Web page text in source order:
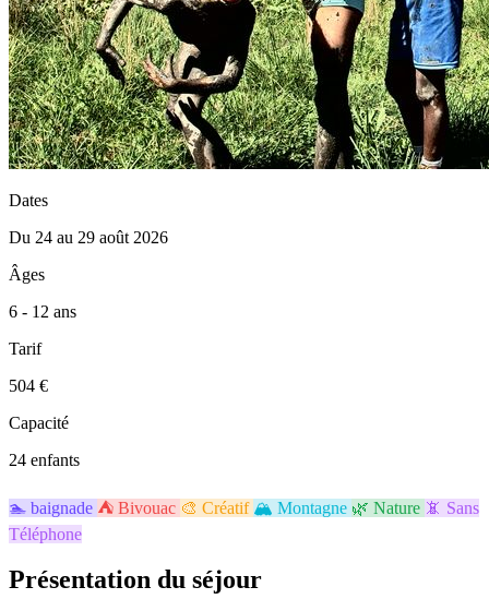
Dates
Du 24 au 29 août 2026
Âges
6 - 12 ans
Tarif
504 €
Capacité
24 enfants
🏊 baignade ⛺ Bivouac 🎨 Créatif 🏔️ Montagne 🌿 Nature 📵 Sans
Téléphone
Présentation du séjour